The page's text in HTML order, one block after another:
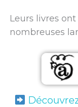
Leurs livres
nombreuses